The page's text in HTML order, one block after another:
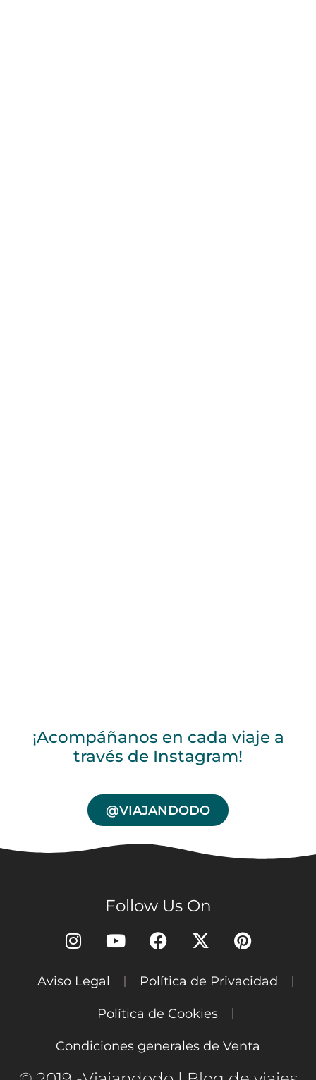
¡Acompáñanos en cada viaje a
través de Instagram!
@VIAJANDODO
Follow Us On
Aviso Legal Política de Privacidad
Política de Cookies
Condiciones generales de Venta